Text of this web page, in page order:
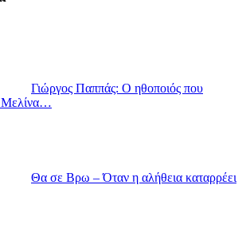
Γιώργος Παππάς: Ο ηθοποιός που
Μελίνα…
Θα σε Βρω – Όταν η αλήθεια καταρρέει